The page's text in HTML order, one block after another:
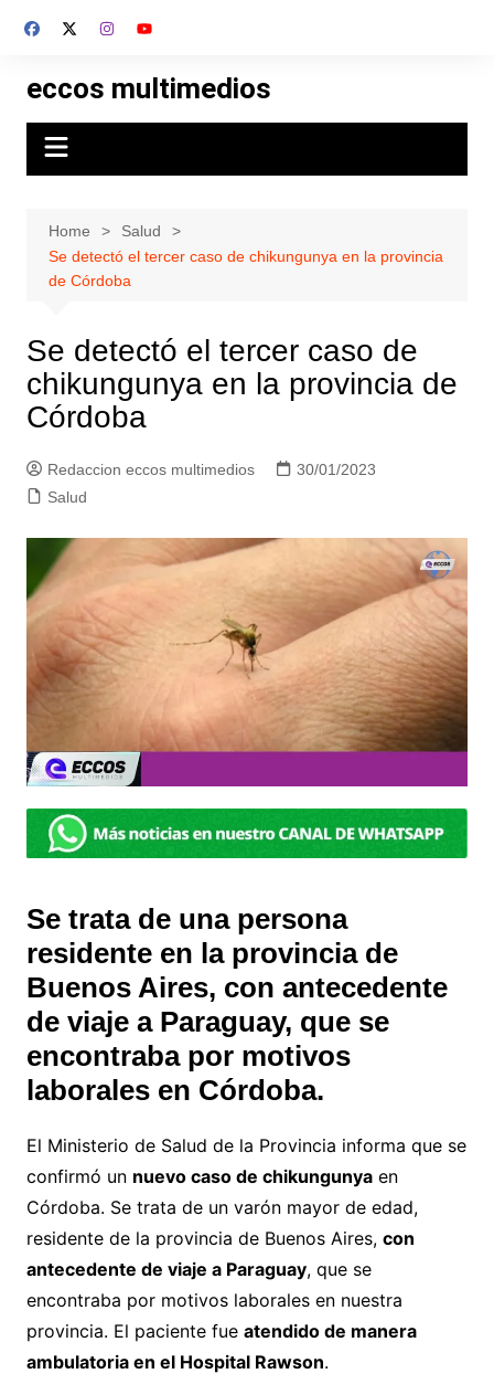
eccos multimedios
Home
Salud
Se detectó el tercer caso de chikungunya en la provincia
de Córdoba
Se detectó el tercer caso de
chikungunya en la provincia de
Córdoba
Redaccion eccos multimedios
30/01/2023
Salud
Se trata de una persona
residente en la provincia de
Buenos Aires, con antecedente
de viaje a Paraguay, que se
encontraba por motivos
laborales en Córdoba.
El Ministerio de Salud de la Provincia informa que se
confirmó un nuevo caso de chikungunyaen
Córdoba. Se trata de un varón mayor de edad,
residente de la provincia de Buenos Aires, con
antecedente de viaje a Paraguay, que se
encontraba por motivos laborales en nuestra
provincia. El paciente fue atendido de manera
ambulatoria en el Hospital Rawson.